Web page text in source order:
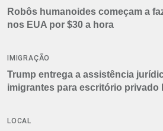
Robôs humanoides começam a
nos EUA por $30 a hora
IMIGRAÇÃO
Trump entrega a assistência
imigrantes para escritório privado
LOCAL